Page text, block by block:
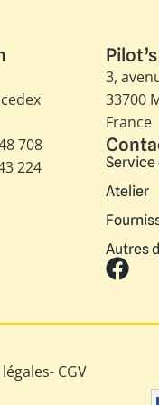
708
224
3,
33700
France
Service
Atelier
Autres
- CGV